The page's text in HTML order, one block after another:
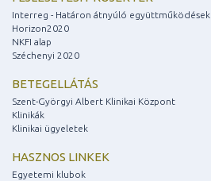
Interreg - Határon átnyúló együttműködések
Horizon2020
NKFI alap
Széchenyi 2020
BETEGELLÁTÁS
Szent-Györgyi Albert Klinikai Központ
Klinikák
Klinikai ügyeletek
HASZNOS LINKEK
Egyetemi klubok